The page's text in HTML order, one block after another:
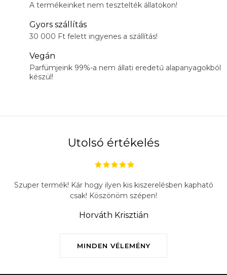
A termékeinket nem tesztelték állatokon!
Gyors szállítás
30 000 Ft felett ingyenes a szállítás!
Vegán
Parfümjeink 99%-a nem állati eredetű alapanyagokból
készül!
Utolsó értékelés
MINDEN VÉLEMÉNY
Szuper termék! Kár hogy ilyen kis kiszerelésben kapható
csak! Köszönöm szépen!
Horváth Krisztián